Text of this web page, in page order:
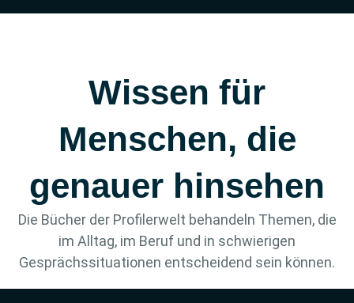
Wissen für
Menschen, die
genauer hinsehen
Die Bücher der Profilerwelt behandeln Themen, die
im Alltag, im Beruf und in schwierigen
Gesprächssituationen entscheidend sein können.